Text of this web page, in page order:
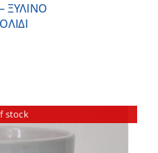
ΞΥΛΙΝO
stock